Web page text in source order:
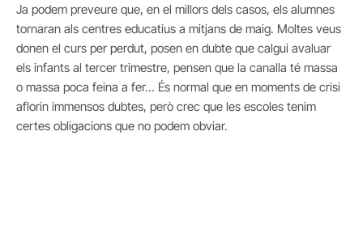
Ja podem preveure que, en el millors dels casos, els alumnes
tornaran als centres educatius a mitjans de maig. Moltes veus
donen el curs per perdut, posen en dubte que calgui avaluar
els infants al tercer trimestre, pensen que la canalla té massa
o massa poca feina a fer… És normal que en moments de crisi
aflorin immensos dubtes, però crec que les escoles tenim
certes obligacions que no podem obviar.